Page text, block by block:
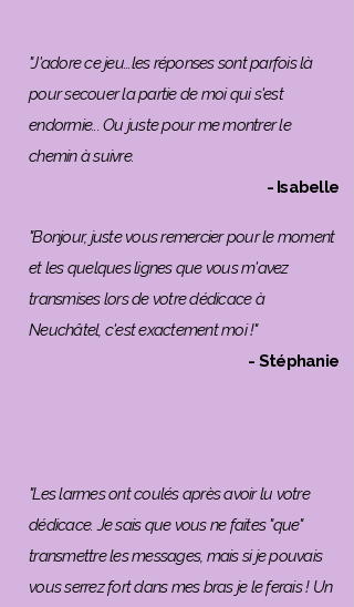
"J'adore ce jeu...les réponses sont parfois là
pour secouer la partie de moi qui s'est
endormie... Ou juste pour me montrer le
chemin à suivre.
- Isabelle
"Bonjour, juste vous remercier pour le moment
et les quelques lignes que vous m'avez
transmises lors de votre dédicace à
Neuchâtel, c'est exactement moi !"
- Stéphanie
"Les larmes ont coulés après avoir lu votre
dédicace. Je sais que vous ne faites "que"
transmettre les messages, mais si je pouvais
vous serrez fort dans mes bras je le ferais ! Un